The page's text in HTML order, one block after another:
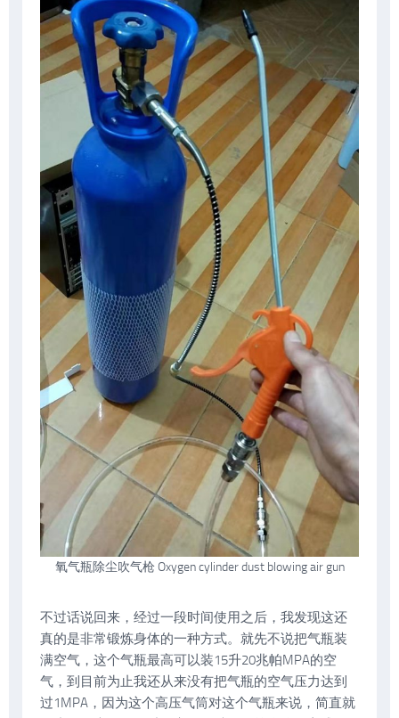
氧气瓶除尘吹气枪 Oxygen cylinder dust blowing air gun
不过话说回来，经过一段时间使用之后，我发现这还
真的是非常锻炼身体的一种方式。就先不说把气瓶装
满空气，这个气瓶最高可以装15升20兆帕MPA的空
气，到目前为止我还从来没有把气瓶的空气压力达到
过1MPA，因为这个高压气筒对这个气瓶来说，简直就